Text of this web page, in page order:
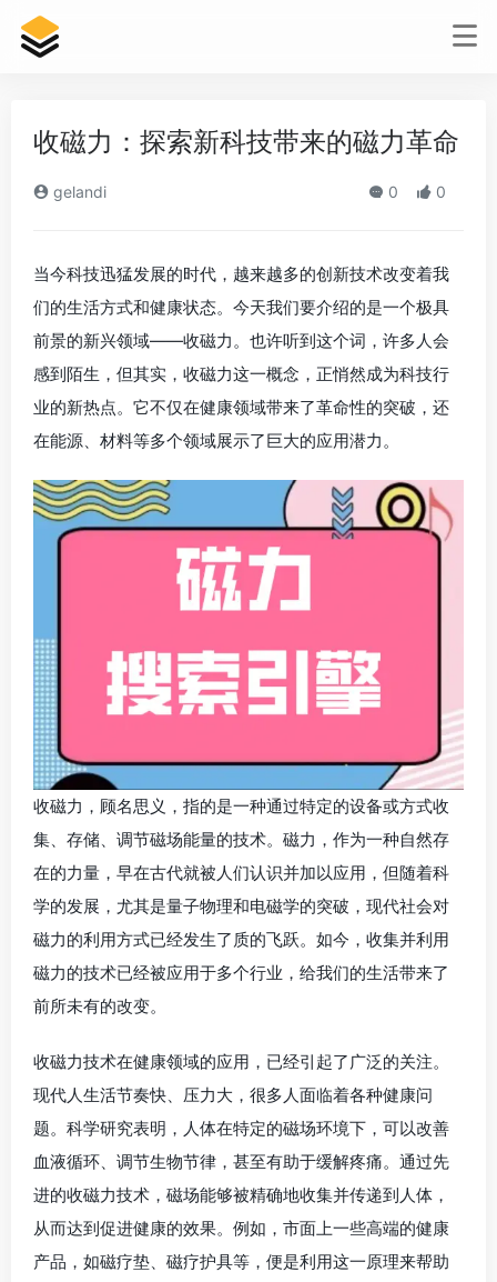
收磁力：探索新科技带来的磁力革命
gelandi 0 0
当今科技迅猛发展的时代，越来越多的创新技术改变着我
们的生活方式和健康状态。今天我们要介绍的是一个极具
前景的新兴领域——收磁力。也许听到这个词，许多人会
感到陌生，但其实，收磁力这一概念，正悄然成为科技行
业的新热点。它不仅在健康领域带来了革命性的突破，还
在能源、材料等多个领域展示了巨大的应用潜力。
收磁力，顾名思义，指的是一种通过特定的设备或方式收
集、存储、调节磁场能量的技术。磁力，作为一种自然存
在的力量，早在古代就被人们认识并加以应用，但随着科
学的发展，尤其是量子物理和电磁学的突破，现代社会对
磁力的利用方式已经发生了质的飞跃。如今，收集并利用
磁力的技术已经被应用于多个行业，给我们的生活带来了
前所未有的改变。
收磁力技术在健康领域的应用，已经引起了广泛的关注。
现代人生活节奏快、压力大，很多人面临着各种健康问
题。科学研究表明，人体在特定的磁场环境下，可以改善
血液循环、调节生物节律，甚至有助于缓解疼痛。通过先
进的收磁力技术，磁场能够被精确地收集并传递到人体，
从而达到促进健康的效果。例如，市面上一些高端的健康
产品，如磁疗垫、磁疗护具等，便是利用这一原理来帮助